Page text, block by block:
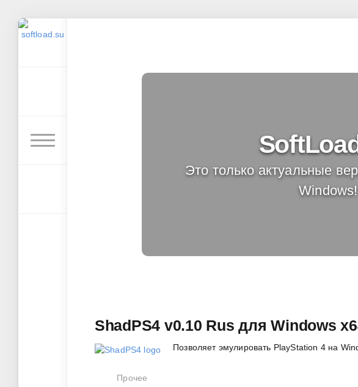
Это только актуальные
Windows!
ShadPS4 v0.10 Rus для Windows
Позволяет эмулировать PlayStation 4 на
Прочее